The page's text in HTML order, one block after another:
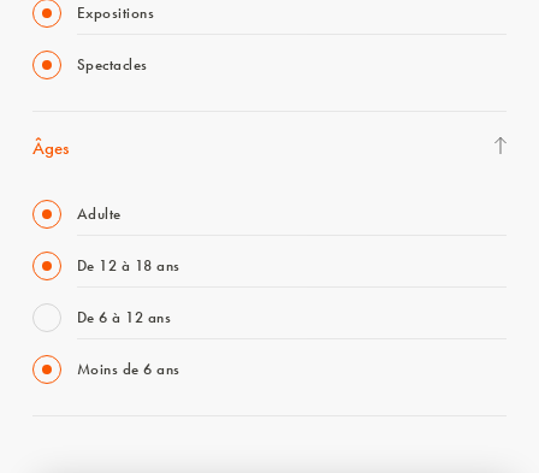
Expositions
Spectacles
Âges
Adulte
De 12 à 18 ans
De 6 à 12 ans
Moins de 6 ans